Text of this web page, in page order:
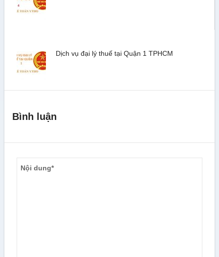
Dịch vụ đại lý thuế tại Quận 1 TPHCM
Bình luận